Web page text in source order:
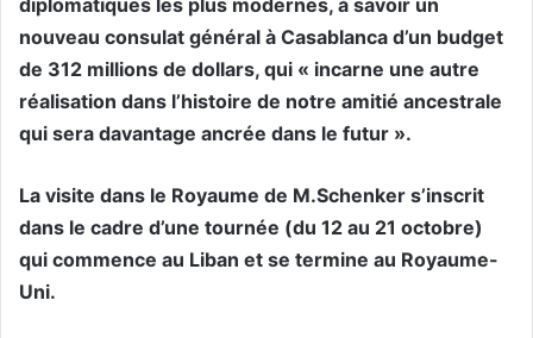
nouveau consulat général à Casablanca d’un budget
de 312 millions de dollars, qui « incarne une autre
réalisation dans l’histoire de notre amitié ancestrale
qui sera davantage ancrée dans le futur ».
La visite dans le Royaume de M.Schenker s’inscrit
dans le cadre d’une tournée (du 12 au 21 octobre)
qui commence au Liban et se termine au Royaume-
Uni.